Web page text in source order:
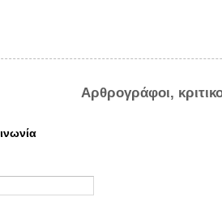
Αρθρογράφοι,